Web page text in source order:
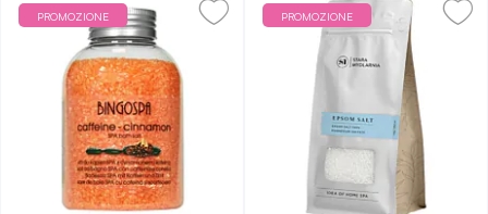
PROMOZIONE PROMOZIONE